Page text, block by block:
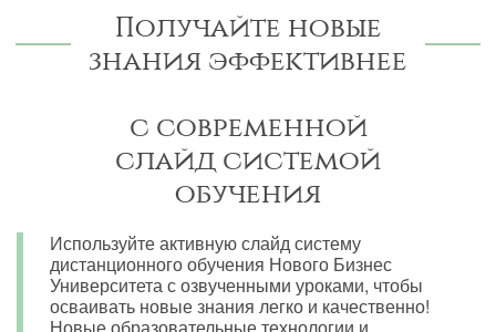
Получайте новые
знания эффективнее
с современной
слайд системой
обучения
Используйте активную слайд систему
дистанционного обучения Нового Бизнес
Университета с озвученными уроками, чтобы
осваивать новые знания легко и качественно!
Новые образовательные технологии и